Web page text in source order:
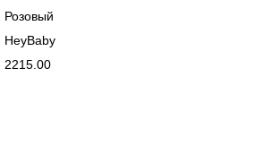
Розовый
HeyBaby
2215.00